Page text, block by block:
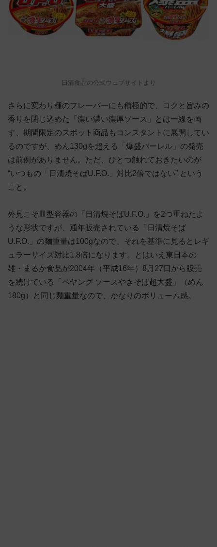
日清食品の公式ウェブサイトより
さらに変わり種のフレーバーにも積極的で、コクと旨みの
香りを閉じ込めた「濃い濃い濃厚ソース」とは一線を画
す、期間限定のスポット商品もコンスタントに展開してい
るのですが、めん130gを超える「爆盛バーレル」の発売
は前例がありません。ただ、ひとつ触れておきたいのが
“いつもの「日清焼そばU.F.O.」対比2倍ではない” という
こと。
外見こそ皿型容器の「日清焼そばU.F.O.」を2つ重ねたよ
うな形状ですが、通年販売されている「日清焼そば
U.F.O.」の麺重量は100gなので、それを基準に見るとレギ
ュラーサイズ対比1.8倍になります。とはいえ東日本の
雄・まるか食品が2004年（平成16年）8月27日から販売
を続けている「ペヤング ソースやきそば超大盛」（めん
180g）と同じ麺重量なので、かなりのボリューム感。